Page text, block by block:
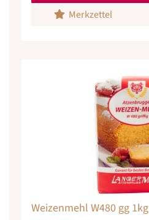
Merkzettel
Weizenmehl W480 gg 1kg